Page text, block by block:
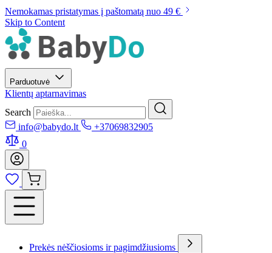
Nemokamas pristatymas į paštomatą nuo 49 €
Skip to Content
Parduotuvė
Klientų aptarnavimas
Search
info@babydo.lt
+37069832905
0
Prekės nėščiosioms ir pagimdžiusioms